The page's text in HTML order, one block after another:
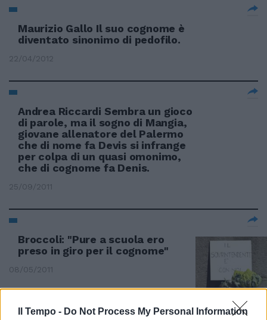
Il Tempo - Do Not Process My Personal Information
Maurizio Gallo Il suo cognome è
diventato sinonimo di pedofilo.
22/04/2012
Andrea Riccardi Sembra un gioco
di parole, ma il sogno di Mangia,
giovane allenatore del Palermo
che di nome fa Devis si infrange
per colpa di un quasi omonimo,
che di cognome fa Denis.
25/09/2011
Broccoli: "Pure a scuola ero
preso in giro per il cognome"
08/05/2011